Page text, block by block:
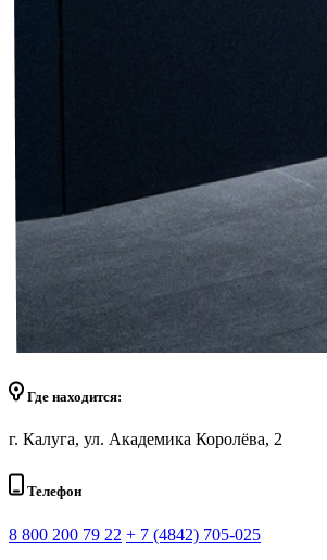
Где находится:
г. Калуга, ул. Академика Королёва, 2
Телефон
8 800 200 79 22 + 7 (4842) 705-025